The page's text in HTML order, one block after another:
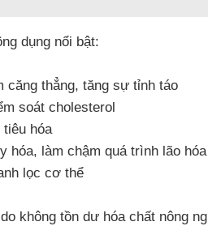
dụng nổi bật:
căng thẳng, tăng sự tỉnh táo
soát cholesterol
hóa
hóa, làm chậm quá trình lão hóa
lọc cơ thể
không tồn dư hóa chất nông